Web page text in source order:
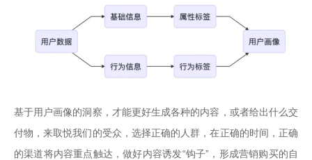
基于用户画像的洞察，才能更好生成各种的内容，或者给出什么交
付物，来取悦我们的受众，选择正确的人群，在正确的时间，正确
的渠道将内容重点触达，做好内容诱发“钩子”，形成营销购买的自